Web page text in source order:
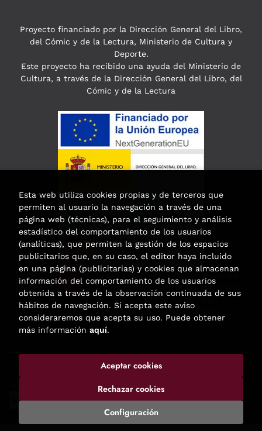
Proyecto financiado por la Dirección General del Libro,
del Cómic y de la Lectura, Ministerio de Cultura y
Deporte.
Este proyecto ha recibido una ayuda del Ministerio de
Cultura, a través de la Dirección General del Libro, del
Cómic y de la Lectura
Esta actividad ha recibido una ayuda
para la modernización de las librerías de
la Comunidad de Madrid
correspondiente al año 2025.
. Todos los Derechos Reservados |
Esta web utiliza cookies propias y de terceros que
permiten al usuario la navegación a través de una
página web (técnicas), para el seguimiento y análisis
estadístico del comportamiento de los usuarios
(analíticas), que permiten la gestión de los espacios
publicitarios que, en su caso, el editor haya incluido
en una página (publicitarias) y cookies que almacenan
información del comportamiento de los usuarios
obtenida a través de la observación continuada de sus
hábitos de navegación. Si acepta este aviso
consideraremos que acepta su uso. Puede obtener
más información aquí.
Configuración
Rechazar cookies
Aceptar cookies